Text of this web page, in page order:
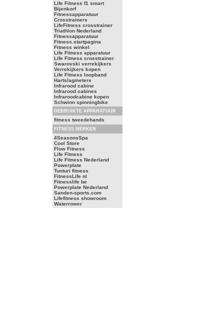
Life Fitness f1 smart
Bijenkorf
Fitnessapparatuur
Crosstrainers
LifeFitness crosstrainer
Triathlon Nederland
Fitnessapparatuur
Fitness.startpagina
Fitness winkel
Life Fitness apparatuur
Life Fitness crosstrainer
Swarovski verrekijkers
Verrekijkers kopen
Life Fitness loopband
Hartslagmeters
Infrarood cabine
Infrarood cabines
Infraroodcabine kopen
Schwinn spinningbike
GEBRUIKTE APPARATUUR
fitness tweedehands
FITNESS MERKEN
4SeasonsSpa
Cool Store
Flow Fitness
Life Fitness
Life Fitness Nederland
Powerplate
Tunturi fitness
FitnessLife nl
Fitnesslife be
Powerplate Nederland
Sanden-sports.com
Lifefitness showroom
Waterrower